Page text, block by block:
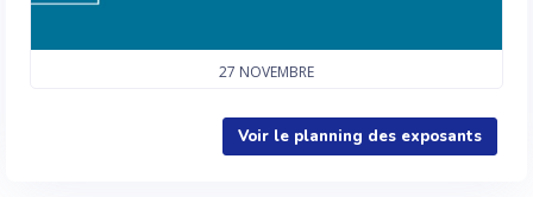
27 NOVEMBRE
Voir le planning des exposants